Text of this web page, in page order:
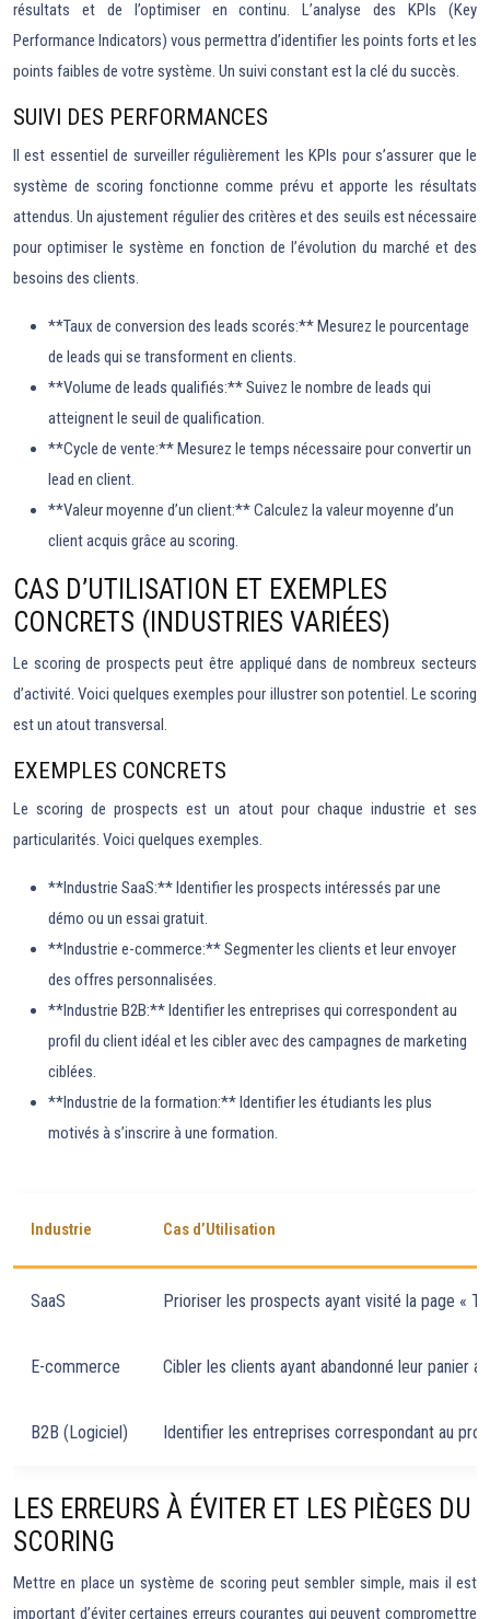
résultats et de l’optimiser en continu. L’analyse des KPIs (Key
Performance Indicators) vous permettra d’identifier les points forts et les
points faibles de votre système. Un suivi constant est la clé du succès.
SUIVI DES PERFORMANCES
Il est essentiel de surveiller régulièrement les KPIs pour s’assurer que le
système de scoring fonctionne comme prévu et apporte les résultats
attendus. Un ajustement régulier des critères et des seuils est nécessaire
pour optimiser le système en fonction de l’évolution du marché et des
besoins des clients.
**Taux de conversion des leads scorés:** Mesurez le pourcentage
de leads qui se transforment en clients.
**Volume de leads qualifiés:** Suivez le nombre de leads qui
atteignent le seuil de qualification.
**Cycle de vente:** Mesurez le temps nécessaire pour convertir un
lead en client.
**Valeur moyenne d’un client:** Calculez la valeur moyenne d’un
client acquis grâce au scoring.
CAS D’UTILISATION ET EXEMPLES
CONCRETS (INDUSTRIES VARIÉES)
Le scoring de prospects peut être appliqué dans de nombreux secteurs
d’activité. Voici quelques exemples pour illustrer son potentiel. Le scoring
est un atout transversal.
EXEMPLES CONCRETS
Le scoring de prospects est un atout pour chaque industrie et ses
particularités. Voici quelques exemples.
**Industrie SaaS:** Identifier les prospects intéressés par une
démo ou un essai gratuit.
**Industrie e-commerce:** Segmenter les clients et leur envoyer
des offres personnalisées.
**Industrie B2B:** Identifier les entreprises qui correspondent au
profil du client idéal et les cibler avec des campagnes de marketing
ciblées.
**Industrie de la formation:** Identifier les étudiants les plus
motivés à s’inscrire à une formation.
Industrie Cas d’Utilisation
SaaS Prioriser les prospects ayant visité la page «
E-commerce Cibler les clients ayant abandonné leur panier
B2B (Logiciel) Identifier les entreprises correspondant au
LES ERREURS À ÉVITER ET LES PIÈGES DU
SCORING
Mettre en place un système de scoring peut sembler simple, mais il est
important d’éviter certaines erreurs courantes qui peuvent compromettre